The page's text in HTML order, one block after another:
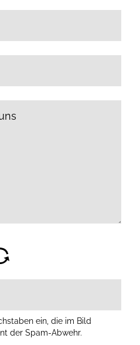
ein, die im Bild
der Spam-Abwehr.